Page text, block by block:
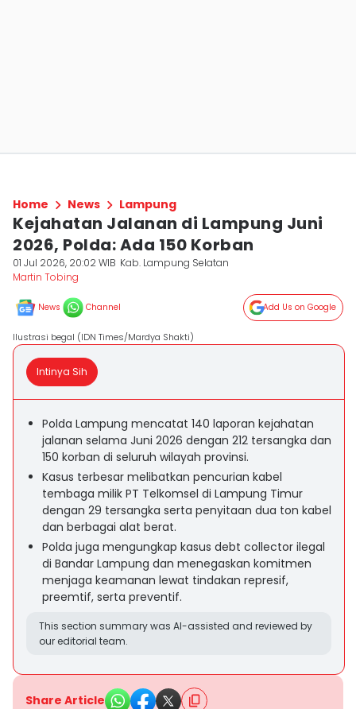
Home News Lampung
Kejahatan Jalanan di Lampung Juni
2026, Polda: Ada 150 Korban
01 Jul 2026, 20:02 WIB Kab. Lampung Selatan
Martin Tobing
News Channel Add Us on Google
Ilustrasi begal (IDN Times/Mardya Shakti)
Intinya Sih
Polda Lampung mencatat 140 laporan kejahatan
jalanan selama Juni 2026 dengan 212 tersangka dan
150 korban di seluruh wilayah provinsi.
Kasus terbesar melibatkan pencurian kabel
tembaga milik PT Telkomsel di Lampung Timur
dengan 29 tersangka serta penyitaan dua ton kabel
dan berbagai alat berat.
Polda juga mengungkap kasus debt collector ilegal
di Bandar Lampung dan menegaskan komitmen
menjaga keamanan lewat tindakan represif,
preemtif, serta preventif.
This section summary was AI-assisted and reviewed by
our editorial team.
Share Article